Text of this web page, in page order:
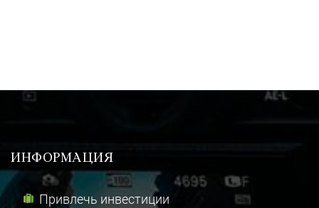
ИНФОРМАЦИЯ
Привлечь инвестиции